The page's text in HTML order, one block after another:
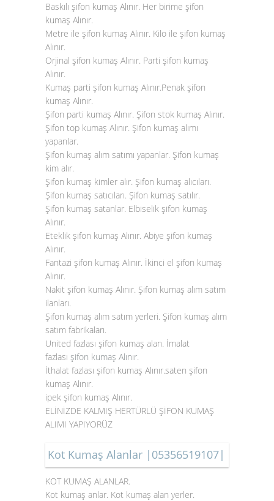
Baskılı şifon kumaş Alınır. Her birime şifon
kumaş Alınır.
Metre ile şifon kumaş Alınır. Kilo ile şifon kumaş
Alınır.
Orjinal şifon kumaş Alınır. Parti şifon kumaş
Alınır.
Kumaş parti şifon kumaş Alınır.Penak şifon
kumaş Alınır.
Şifon parti kumaş Alınır. Şifon stok kumaş Alınır.
Şifon top kumaş Alınır. Şifon kumaş alımı
yapanlar.
Şifon kumaş alım satımı yapanlar. Şifon kumaş
kim alır.
Şifon kumaş kimler alır. Şifon kumaş alıcıları.
Şifon kumaş satıcıları. Şifon kumaş satılır.
Şifon kumaş satanlar. Elbiselik şifon kumaş
Alınır.
Eteklik şifon kumaş Alınır. Abiye şifon kumaş
Alınır.
Fantazi şifon kumaş Alınır. İkinci el şifon kumaş
Alınır.
Nakit şifon kumaş Alınır. Şifon kumaş alım satım
ilanları.
Şifon kumaş alım satım yerleri. Şifon kumaş alım
satım fabrikaları.
United fazlası şifon kumaş alan. İmalat
fazlası şifon kumaş Alınır.
İthalat fazlası şifon kumaş Alınır.saten şifon
kumaş Alınır.
ipek şifon kumaş Alınır.
ELİNİZDE KALMIŞ HERTÜRLÜ ŞİFON KUMAŞ
ALIMI YAPIYORÜZ
Kot Kumaş Alanlar |05356519107|
KOT KUMAŞ ALANLAR.
Kot kumaş anlar. Kot kumaş alan yerler.